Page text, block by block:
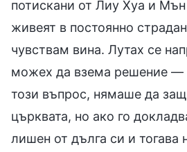
потискани от Лиу Хуа и
живеят в постоянно
чувствам вина. Лутах се
можех да взема решение —
този въпрос, нямаше да
църквата, но ако го
лишен от дълга си и